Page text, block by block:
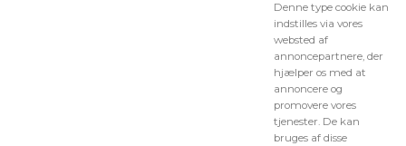
Denne type cookie kan
indstilles via vores
websted af
annoncepartnere, der
hjælper os med at
annoncere og
promovere vores
tjenester. De kan
bruges af disse